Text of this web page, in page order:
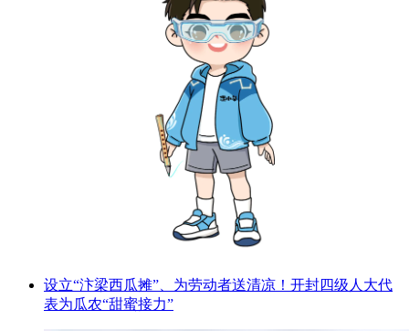
设立“汴梁西瓜摊”、为劳动者送清凉！开封四级人大代
表为瓜农“甜蜜接力”